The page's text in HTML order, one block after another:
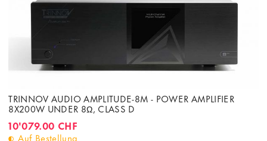
TRINNOV AUDIO AMPLITUDE-8M - POWER AMPLIFIER
8X200W UNDER 8Ω, CLASS D
10'079.00 CHF
Auf Bestellung